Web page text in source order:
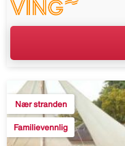
Nær stranden
Familievennlig